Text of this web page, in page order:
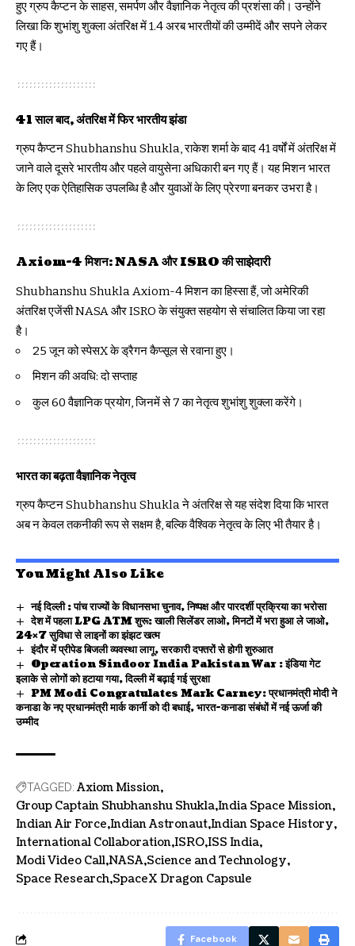
हुए ग्रुप कैप्टन के साहस, समर्पण और वैज्ञानिक नेतृत्व की प्रशंसा की। उन्होंने
लिखा कि शुभांशु शुक्ला अंतरिक्ष में 1.4 अरब भारतीयों की उम्मीदें और सपने लेकर
गए हैं।
41 साल बाद, अंतरिक्ष में फिर भारतीय झंडा
ग्रुप कैप्टन Shubhanshu Shukla, राकेश शर्मा के बाद 41 वर्षों में अंतरिक्ष में
जाने वाले दूसरे भारतीय और पहले वायुसेना अधिकारी बन गए हैं। यह मिशन भारत
के लिए एक ऐतिहासिक उपलब्धि है और युवाओं के लिए प्रेरणा बनकर उभरा है।
Axiom-4 मिशन: NASA और ISRO की साझेदारी
Shubhanshu Shukla Axiom-4 मिशन का हिस्सा हैं, जो अमेरिकी
अंतरिक्ष एजेंसी NASA और ISRO के संयुक्त सहयोग से संचालित किया जा रहा
है।
25 जून को स्पेसX के ड्रैगन कैप्सूल से रवाना हुए।
मिशन की अवधि: दो सप्ताह
कुल 60 वैज्ञानिक प्रयोग, जिनमें से 7 का नेतृत्व शुभांशु शुक्ला करेंगे।
भारत का बढ़ता वैज्ञानिक नेतृत्व
ग्रुप कैप्टन Shubhanshu Shukla ने अंतरिक्ष से यह संदेश दिया कि भारत
अब न केवल तकनीकी रूप से सक्षम है, बल्कि वैश्विक नेतृत्व के लिए भी तैयार है।
You Might Also Like
नई दिल्ली : पांच राज्यों के विधानसभा चुनाव, निष्पक्ष और पारदर्शी प्रक्रिया का भरोसा
देश में पहला LPG ATM शुरू: खाली सिलेंडर लाओ, मिनटों में भरा हुआ ले जाओ,
24×7 सुविधा से लाइनों का झंझट खत्म
इंदौर में प्रीपेड बिजली व्यवस्था लागू, सरकारी दफ्तरों से होगी शुरुआत
Operation Sindoor India Pakistan War : इंडिया गेट
इलाके से लोगों को हटाया गया, दिल्ली में बढ़ाई गई सुरक्षा
PM Modi Congratulates Mark Carney: प्रधानमंत्री मोदी ने
कनाडा के नए प्रधानमंत्री मार्क कार्नी को दी बधाई, भारत-कनाडा संबंधों में नई ऊर्जा की
उम्मीद
TAGGED: Axiom Mission
Group Captain Shubhanshu Shukla India Space Mission
Indian Air Force Indian Astronaut Indian Space History
International Collaboration ISRO ISS India
Modi Video Call NASA Science and Technology
Space Research SpaceX Dragon Capsule
Facebook